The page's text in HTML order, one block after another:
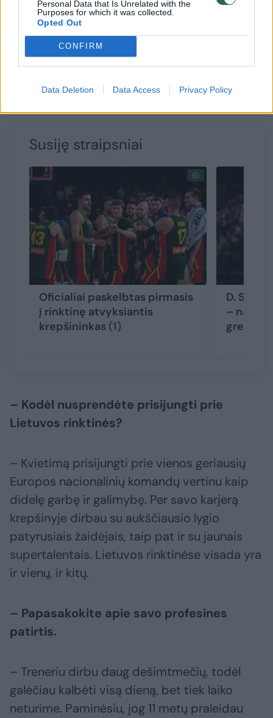
Personal Data that Is Unrelated with the
Purposes for which it was collected.
Opted Out
CONFIRM
Data Deletion Data Access Privacy Policy
veidų.
Turi B. Petersonas ir darbo Europos klubuose
rinktinės jam taps dar vienu įdomiu iššūkiu.
Susiję straipsniai
Oficialiai paskelbtas pirmasis
į rinktinę atvyksiantis
krepšininkas (1)
D.
–
gresia
– Kodėl nusprendėte prisijungti prie
Lietuvos rinktinės?
– Kvietimą prisijungti prie vienos geriausių
Europos nacionalinių komandų vertinu kaip
didelę garbę ir galimybę. Per savo karjerą
krepšinyje dirbau su aukščiausio lygio
patyrusiais žaidėjais, taip pat ir su jaunais
supertalentais. Lietuvos rinktinėse visada yra
ir vienų, ir kitų.
– Papasakokite apie savo profesines
patirtis.
– Treneriu dirbu daug dešimtmečių, todėl
galėčiau kalbėti visą dieną, bet tiek laiko
neturime. Paminėsiu, jog 11 metų praleidau